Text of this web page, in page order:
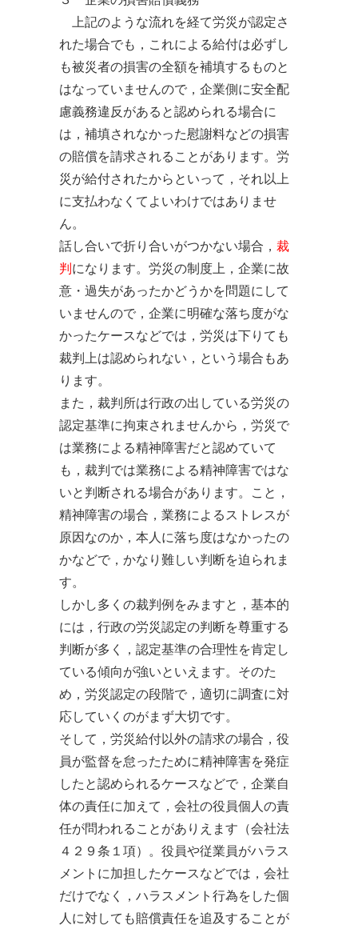
上記のような流れを経て労災が認定さ
れた場合でも，これによる給付は必ずし
も被災者の損害の全額を補填するものと
はなっていませんので，企業側に安全配
慮義務違反があると認められる場合に
は，補填されなかった慰謝料などの損害
の賠償を請求されることがあります。労
災が給付されたからといって，それ以上
に支払わなくてよいわけではありませ
ん。
話し合いで折り合いがつかない場合， 裁
判 になります。労災の制度上，企業に故
意・過失があったかどうかを問題にして
いませんので，企業に明確な落ち度がな
かったケースなどでは，労災は下りても
裁判上は認められない，という場合もあ
ります。
また，裁判所は行政の出している労災の
認定基準に拘束されませんから，労災で
は業務による精神障害だと認めていて
も，裁判では業務による精神障害ではな
いと判断される場合があります。こと，
精神障害の場合，業務によるストレスが
原因なのか，本人に落ち度はなかったの
かなどで，かなり難しい判断を迫られま
す。
しかし多くの裁判例をみますと，基本的
には，行政の労災認定の判断を尊重する
判断が多く，認定基準の合理性を肯定し
ている傾向が強いといえます。そのた
め，労災認定の段階で，適切に調査に対
応していくのがまず大切です。
そして，労災給付以外の請求の場合，役
員が監督を怠ったために精神障害を発症
したと認められるケースなどで，企業自
体の責任に加えて，会社の役員個人の責
任が問われることがありえます（会社法
４２９条１項）。役員や従業員がハラス
メントに加担したケースなどでは，会社
だけでなく，ハラスメント行為をした個
人に対しても賠償責任を追及することが